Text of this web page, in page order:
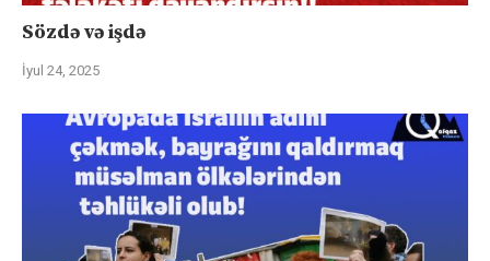
Sözdə və işdə
İyul 24, 2025